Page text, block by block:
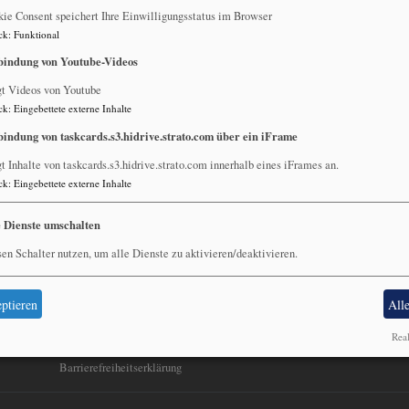
Fußbereichsmenü
Barrierefreiheitserklärung
Consent speichert Ihre Einwilligungsstatus im Browser
: Funktional
von Youtube-Videos
Videos von Youtube
: Eingebettete externe Inhalte
von taskcards.s3.hidrive.strato.com über ein iFrame
Inhalte von taskcards.s3.hidrive.strato.com innerhalb eines iFrames an.
: Eingebettete externe Inhalte
umschalten
Schalter nutzen, um alle Dienste zu aktivieren/deaktivieren.